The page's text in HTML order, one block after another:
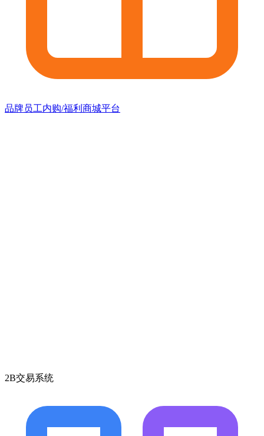
品牌员工内购/福利商城平台
2B交易系统